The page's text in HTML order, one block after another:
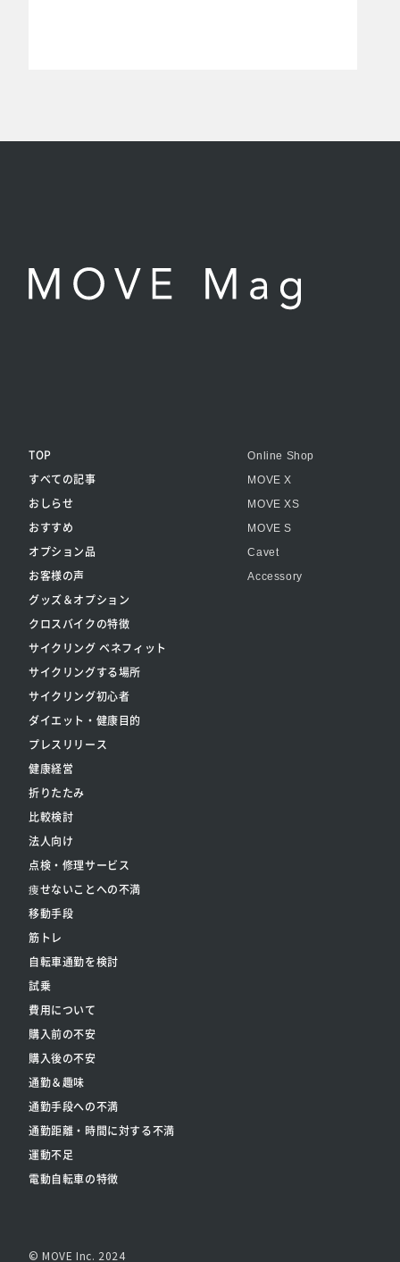
TOP
すべての記事
おしらせ
おすすめ
オプション品
お客様の声
グッズ＆オプション
クロスバイクの特徴
サイクリング ベネフィット
サイクリングする場所
サイクリング初心者
ダイエット・健康目的
プレスリリース
健康経営
折りたたみ
比較検討
法人向け
点検・修理サービス
痩せないことへの不満
移動手段
筋トレ
自転車通勤を検討
試乗
費用について
購入前の不安
購入後の不安
通勤＆趣味
通勤手段への不満
通勤距離・時間に対する不満
運動不足
電動自転車の特徴
Online Shop
MOVE X
MOVE XS
MOVE S
Cavet
Accessory
© MOVE Inc. 2024